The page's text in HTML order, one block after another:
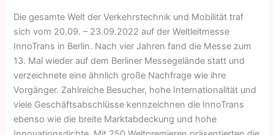
Die gesamte Welt der Verkehrstechnik und Mobilität traf
sich vom 20.09. – 23.09.2022 auf der Weltleitmesse
InnoTrans in Berlin. Nach vier Jahren fand die Messe zum
13. Mal wieder auf dem Berliner Messegelände statt und
verzeichnete eine ähnlich große Nachfrage wie ihre
Vorgänger. Zahlreiche Besucher, hohe Internationalität und
viele Geschäftsabschlüsse kennzeichnen die InnoTrans
ebenso wie die breite Marktabdeckung und hohe